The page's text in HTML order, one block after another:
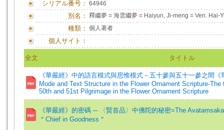
シリアル番号： 64946
別名： 釋繼夢 = 海雲繼夢 = Haiyun, Ji-meng = Ven. Hai-
種類： 個人著者
個人サイト：
全文 タイトル
《華嚴經》中的語言模式與思惟模式－五十參與五十一參之間
Mode and Text Structure in the Flower Ornament Scripture-
50th and 51st Pilgrimage in the Flower Ornament Scripture
《華嚴經》的密碼 ─ 〈賢首品〉中佛陀的秘密=The
＂Chief in Goodness＂